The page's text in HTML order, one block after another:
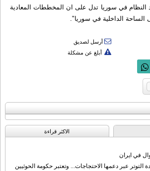
النظام في سوريا تدل على ان المخططات المعادية
الداخلية في سوريا".
أرسل لصديق
أبلغ عن مشكلة
الاکثر قراءة
في ايران
التوتر عبر دعمها الاحتجاجات... وتعتبر حكومة الحوثيين